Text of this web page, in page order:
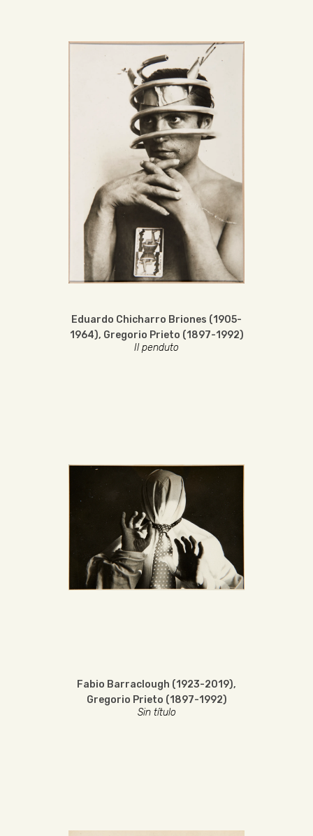
Eduardo Chicharro Briones (1905-
1964), Gregorio Prieto (1897-1992)
Il penduto
Fabio Barraclough (1923-2019),
Gregorio Prieto (1897-1992)
Sin título